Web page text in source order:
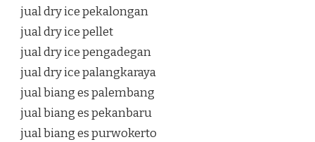
jual dry ice pekalongan
jual dry ice pellet
jual dry ice pengadegan
jual dry ice palangkaraya
jual biang es palembang
jual biang es pekanbaru
jual biang es purwokerto